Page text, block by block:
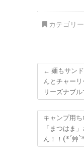
パ最強絶品廻
カテゴリ
← 麺もサン
んとチャー
リーズナブ
キャンプ用
「まつはま
ん！！(*´艸